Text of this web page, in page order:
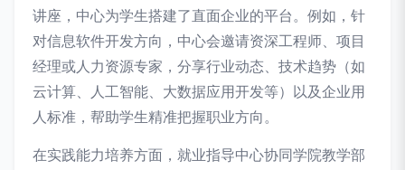
讲座，中心为学生搭建了直面企业的平台。例如，针
对信息软件开发方向，中心会邀请资深工程师、项目
经理或人力资源专家，分享行业动态、技术趋势（如
云计算、人工智能、大数据应用开发等）以及企业用
人标准，帮助学生精准把握职业方向。
在实践能力培养方面，就业指导中心协同学院教学部